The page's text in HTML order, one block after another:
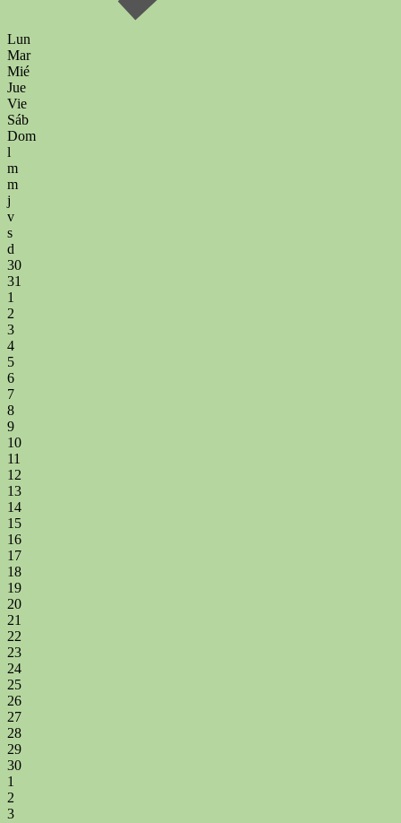
Lun
Mar
Mié
Jue
Vie
Sáb
Dom
l
m
m
j
v
s
d
30
31
1
2
3
4
5
6
7
8
9
10
11
12
13
14
15
16
17
18
19
20
21
22
23
24
25
26
27
28
29
30
1
2
3